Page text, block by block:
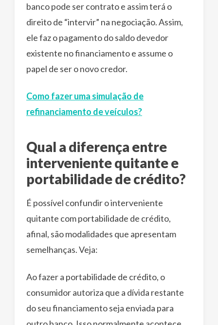
banco pode ser contrato e assim terá o
direito de “intervir” na negociação. Assim,
ele faz o pagamento do saldo devedor
existente no financiamento e assume o
papel de ser o novo credor.
Como fazer uma simulação de
refinanciamento de veículos?
Qual a diferença entre
interveniente quitante e
portabilidade de crédito?
É possível confundir o interveniente
quitante com portabilidade de crédito,
afinal, são modalidades que apresentam
semelhanças. Veja:
Ao fazer a portabilidade de crédito, o
consumidor autoriza que a dívida restante
do seu financiamento seja enviada para